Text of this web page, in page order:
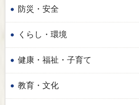
防災・安全
くらし・環境
健康・福祉・子育て
教育・文化